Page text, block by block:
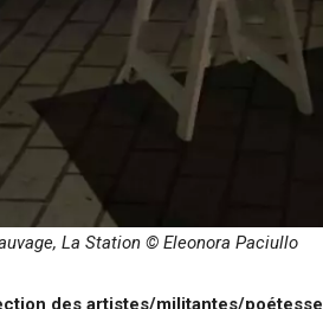
La Station © Eleonora Paciullo
des artistes/militantes/